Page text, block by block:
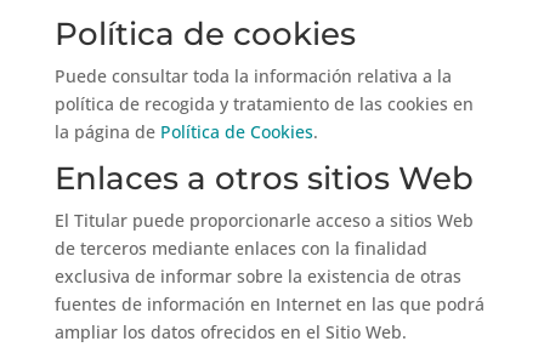
Política de cookies
Puede consultar toda la información relativa a la
política de recogida y tratamiento de las cookies en
la página de Política de Cookies.
Enlaces a otros sitios Web
El Titular puede proporcionarle acceso a sitios Web
de terceros mediante enlaces con la finalidad
exclusiva de informar sobre la existencia de otras
fuentes de información en Internet en las que podrá
ampliar los datos ofrecidos en el Sitio Web.